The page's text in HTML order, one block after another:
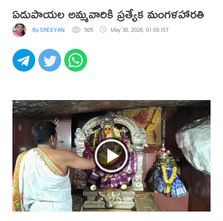
ఏడుపాయల అమ్మవారికి ప్రత్యేక మంగళహారతి
By SREEYAN 505 May 30, 2026, 01:05 IST